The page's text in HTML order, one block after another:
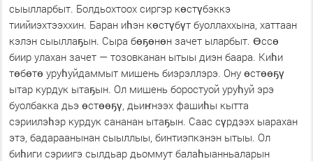
сыылларбыт. Болдьохтоох сиргэр көстүбэккэ
тиийиэхтээххин. Баран иһэн көстүбүт буоллаххына, хаттаан
кэлэн сыыллаҕын. Сыра бөҕөнөн зачет ыларбыт. Өссө
биир улахан зачет — тозовканан ытыы диэн баара. Киһи
төбөтө уруһуйдаммыт мишень биэрэллэрэ. Ону өстөөҕү
ытар курдук ытаҕын. Ол мишень боростуой уруһуй эрэ
буолбакка дьэ өстөөҕү, дьиҥнээх фашиһы кытта
сэриилэһэр курдук сананан ытаҕын. Саас сүрдээх ыарахан
этэ, бадараанынан сыыллыы, бинтиэпкэнэн ытыы. Ол
биһиги сэриигэ сылдьар дьоммут балаһыанньаларын